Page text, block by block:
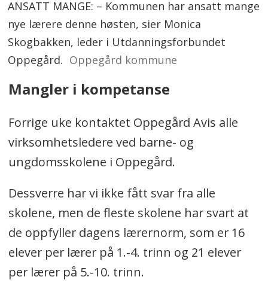
ANSATT MANGE: – Kommunen har ansatt mange
nye lærere denne høsten, sier Monica
Skogbakken, leder i Utdanningsforbundet
Oppegård. Oppegård kommune
Mangler i kompetanse
Forrige uke kontaktet Oppegård Avis alle
virksomhetsledere ved barne- og
ungdomsskolene i Oppegård.
Dessverre har vi ikke fått svar fra alle
skolene, men de fleste skolene har svart at
de oppfyller dagens lærernorm, som er 16
elever per lærer på 1.-4. trinn og 21 elever
per lærer på 5.-10. trinn.